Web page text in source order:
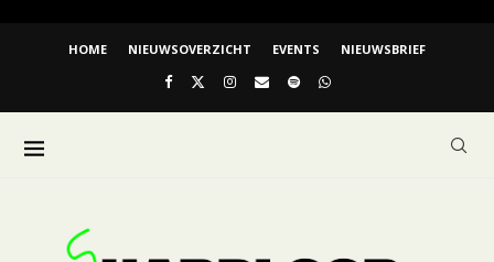
HOME NIEUWSOVERZICHT EVENTS NIEUWSBRIEF